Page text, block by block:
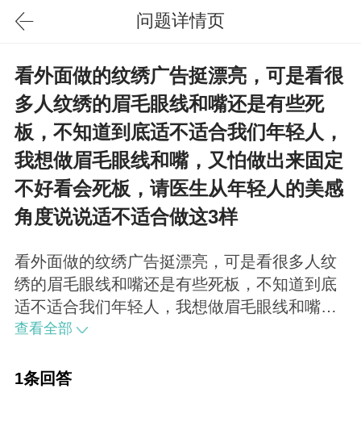
问题详情页
看外面做的纹绣广告挺漂亮，可是看很
多人纹绣的眉毛眼线和嘴还是有些死
板，不知道到底适不适合我们年轻人，
我想做眉毛眼线和嘴，又怕做出来固定
不好看会死板，请医生从年轻人的美感
角度说说适不适合做这3样
看外面做的纹绣广告挺漂亮，可是看很多人纹
绣的眉毛眼线和嘴还是有些死板，不知道到底
适不适合我们年轻人，我想做眉毛眼线和嘴，
又怕做出来固定不好看会死板，请医生从年轻
是需要你跟医生沟通的关键。年轻人也是适合
查看全部
1条回答